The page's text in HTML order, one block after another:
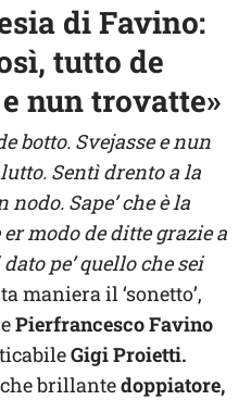
di Favino:
tutto de
nun trovatte»
botto. Svejasse e nun
Sentì drento a la
Sape’ che è la
modo de ditte grazie a
pe’ quello che sei
maniera il ‘sonetto’,
Pierfrancesco Favino
Gigi Proietti.
brillantedoppiatore,